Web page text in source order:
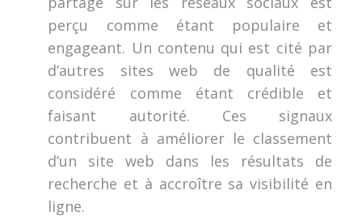
perçu comme étant populaire et
engageant. Un contenu qui est cité par
d’autres sites web de qualité est
considéré comme étant crédible et
faisant autorité. Ces signaux
contribuent à améliorer le classement
d’un site web dans les résultats de
recherche et à accroître sa visibilité en
ligne.